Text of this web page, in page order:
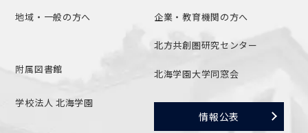
地域・一般の方へ 企業・教育機関の方へ
附属図書館
北方共創圏研究センター
北海学園大学同窓会
学校法人 北海学園
情報公表